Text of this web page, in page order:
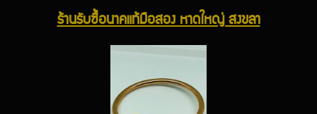
ร้านรับซื้อนาคแท้มือสอง หาดใหญ่ สงขลา